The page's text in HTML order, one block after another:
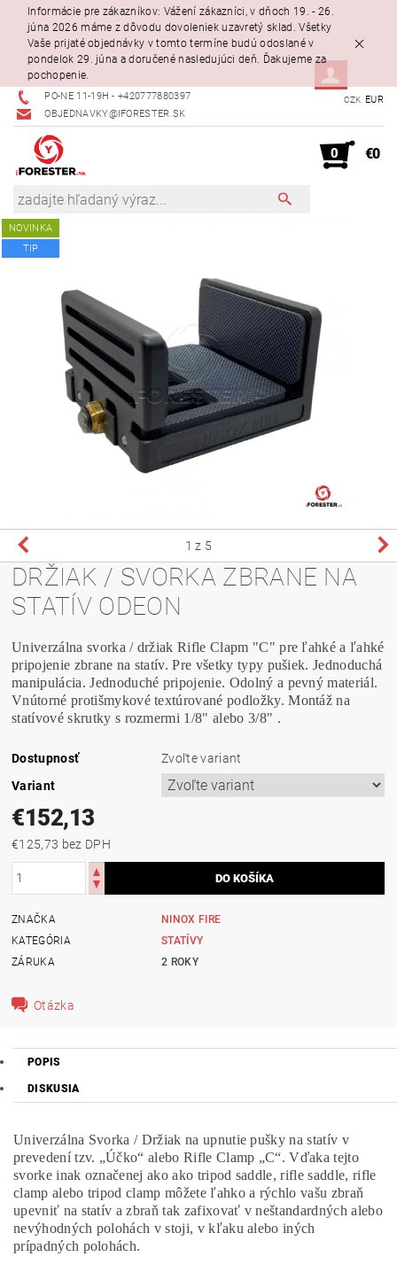
Informácie pre zákazníkov: Vážení zákazníci, v dňoch 19. - 26.
júna 2026 máme z dôvodu dovoleniek uzavretý sklad. Všetky
Vaše prijaté objednávky v tomto termíne budú odoslané v
pondelok 29. júna a doručené nasledujúci deň. Ďakujeme za
pochopenie.
PO-NE 11-19H - +420777880397
OBJEDNAVKY@IFORESTER.SK
CZK EUR
0 €0
NOVINKA
TIP
1 z 5
DRŽIAK / SVORKA ZBRANE NA
STATÍV ODEON
Univerzálna svorka / držiak Rifle Clapm "C" pre ľahké a ľahké
pripojenie zbrane na statív. Pre všetky typy pušiek. Jednoduchá
manipulácia. Jednoduché pripojenie. Odolný a pevný materiál.
Vnútorné protišmykové textúrované podložky. Montáž na
statívové skrutky s rozmermi 1/8" alebo 3/8" .
Dostupnosť
Zvoľte variant
Variant
€152,13
€125,73 bez DPH
ZNAČKA
NINOX FIRE
KATEGÓRIA
STATÍVY
ZÁRUKA
2 ROKY
Otázka
POPIS
DISKUSIA
Univerzálna Svorka / Držiak na upnutie pušky na statív v
prevedení tzv. „Účko“ alebo Rifle Clamp „C“. Vďaka tejto
svorke inak označenej ako ako tripod saddle, rifle saddle, rifle
clamp alebo tripod clamp môžete ľahko a rýchlo vašu zbraň
upevniť na statív a zbraň tak zafixovať v neštandardných alebo
nevýhodných polohách v stoji, v kľaku alebo iných
prípadných polohách.